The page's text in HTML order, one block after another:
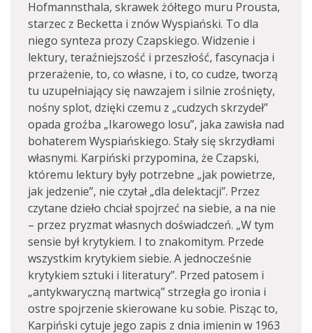
Hofmannsthala, skrawek żółtego muru Prousta,
starzec z Becketta i znów Wyspiański. To dla
niego synteza prozy Czapskiego. Widzenie i
lektury, teraźniejszość i przeszłość, fascynacja i
przerażenie, to, co własne, i to, co cudze, tworzą
tu uzupełniający się nawzajem i silnie zrośnięty,
nośny splot, dzięki czemu z „cudzych skrzydeł”
opada groźba „Ikarowego losu”, jaka zawisła nad
bohaterem Wyspiańskiego. Stały się skrzydłami
własnymi. Karpiński przypomina, że Czapski,
któremu lektury były potrzebne „jak powietrze,
jak jedzenie”, nie czytał „dla delektacji”. Przez
czytane dzieło chciał spojrzeć na siebie, a na nie
– przez pryzmat własnych doświadczeń. „W tym
sensie był krytykiem. I to znakomitym. Przede
wszystkim krytykiem siebie. A jednocześnie
krytykiem sztuki i literatury”. Przed patosem i
„antykwaryczną martwicą” strzegła go ironia i
ostre spojrzenie skierowane ku sobie. Pisząc to,
Karpiński cytuje jego zapis z dnia imienin w 1963